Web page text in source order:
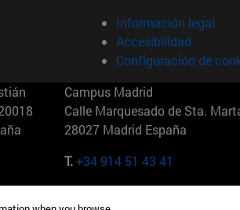
Información legal
Accesibilidad
Configuración de
Campus Madrid
Calle Marquesado de Sta.
28027 Madrid España
T.+34 914 51 43 41